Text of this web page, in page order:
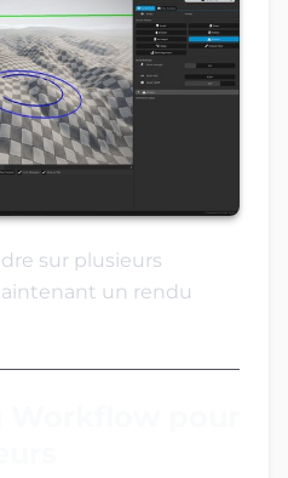
sur plusieurs
un rendu